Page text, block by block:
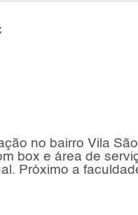
no bairro Vila
box e área de
Próximo a